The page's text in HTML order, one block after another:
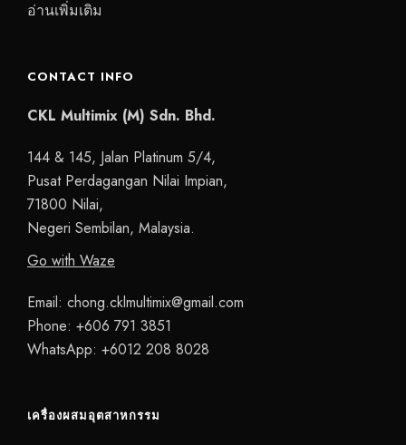
อ่านเพิ่มเติม
CONTACT INFO
CKL Multimix (M) Sdn. Bhd.
144 & 145, Jalan Platinum 5/4,
Pusat Perdagangan Nilai Impian,
71800 Nilai,
Negeri Sembilan, Malaysia.
Go with Waze
Email: chong.cklmultimix@gmail.com
Phone: +606 791 3851
WhatsApp: +6012 208 8028
เครื่องผสมอุตสาหกรรม